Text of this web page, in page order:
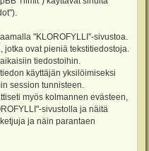
"KLOROFYLLI"-sivustoa.
ovat pieniä tekstitiedostoja.
tiedostoihin.
käyttäjän yksilöimiseksi
session tunnisteen.
myös kolmannen evästeen,
sivustolla ja näitä
ja näin parantaen